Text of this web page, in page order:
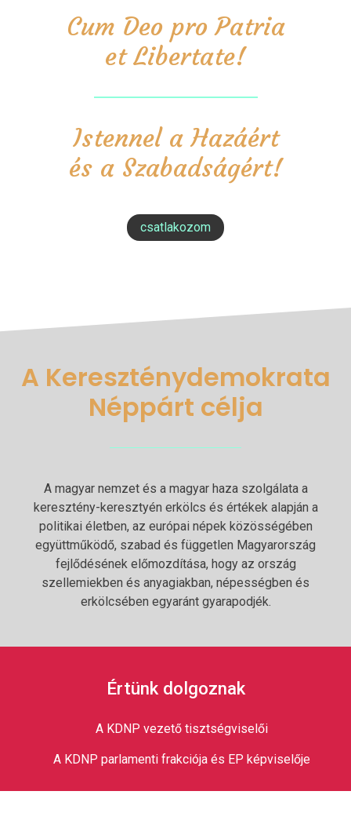
Cum Deo pro Patria
et Libertate!
Istennel a Hazáért
és a Szabadságért!
csatlakozom
A Kereszténydemokrata
Néppárt célja
A magyar nemzet és a magyar haza szolgálata a
keresztény-keresztyén erkölcs és értékek alapján a
politikai életben, az európai népek közösségében
együttműködő, szabad és független Magyarország
fejlődésének előmozdítása, hogy az ország
szellemiekben és anyagiakban, népességben és
erkölcsében egyaránt gyarapodjék.
Értünk dolgoznak
A KDNP vezető tisztségviselői
A KDNP parlamenti frakciója és EP képviselője